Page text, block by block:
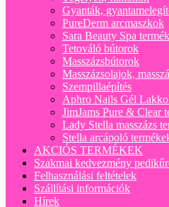
Gyanták,
PureDerm arcmaszkok
Sara Beauty Spa
Tetováló bútorok
Masszázsbútorok
Masszázsolajok,
Szempillaépítés
Aphro Nails Gél
JimJams Pure & Clear
Lady Stella masszázs
Stella arcápoló
AKCIÓS TERMÉKEK
Szakmai kedvezmény
Felhasználási feltételek
Szállítási információk
Hírek